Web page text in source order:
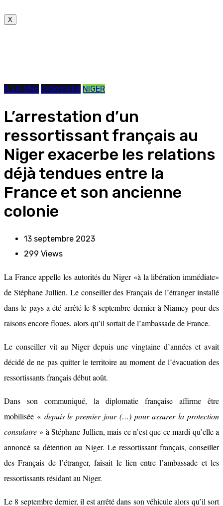
X
A LA UNE Diplomatie NIGER
L’arrestation d’un
ressortissant français au
Niger exacerbe les relations
déjà tendues entre la
France et son ancienne
colonie
13 septembre 2023
299 Views
La France appelle les autorités du Niger «à la libération immédiate»
de Stéphane Jullien. Le conseiller des Français de l’étranger installé
dans le pays a été arrêté le 8 septembre dernier à Niamey pour des
raisons encore floues, alors qu’il sortait de l’ambassade de France.
Le conseiller vit au Niger depuis une vingtaine d’années et avait
décidé de ne pas quitter le territoire au moment de l’évacuation des
ressortissants français début août.
Dans son communiqué, la diplomatie française affirme être
mobilisée « depuis le premier jour (…) pour assurer la protection
consulaire » à Stéphane Jullien, mais ce n’est que ce mardi qu’elle a
annoncé sa détention au Niger. Le ressortissant français, conseiller
des Français de l’étranger, faisait le lien entre l’ambassade et les
ressortissants résidant au Niger.
Le 8 septembre dernier, il est arrêté dans son véhicule alors qu’il sort